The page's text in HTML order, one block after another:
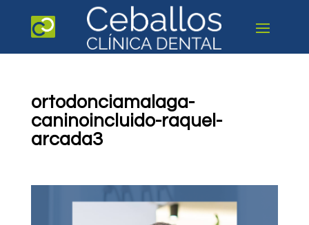
ortodonciamalaga-
caninoincluido-raquel-
arcada3